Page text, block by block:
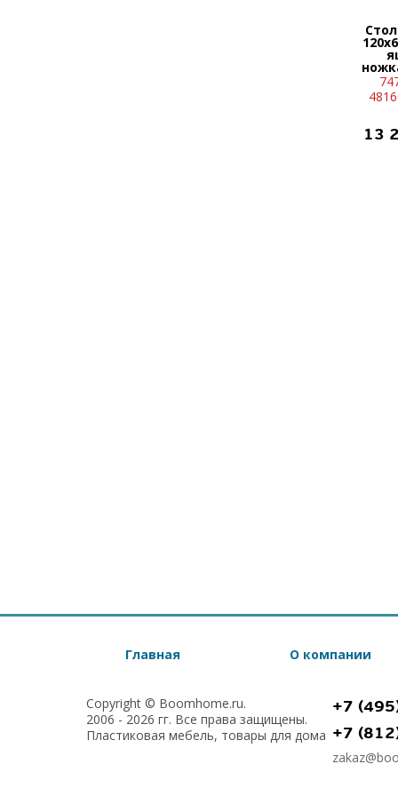
13
Главная О компании
Copyright © Boomhome.ru.
2006 - 2026 гг. Все права защищены.
Пластиковая мебель, товары для дома
+7
+7